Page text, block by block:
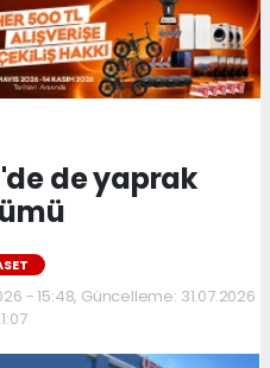
de yaprak
- 15:48, Güncelleme: 31.07.2026